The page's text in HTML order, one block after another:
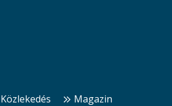
Közlekedés
Magazin